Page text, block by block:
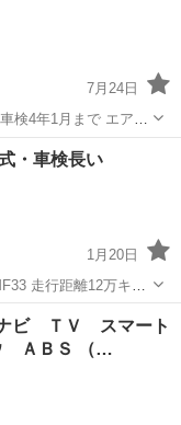
7月24日
検4年1月まで エアバ
な車です...
ブラウン
・車検長い
1月20日
走行距離12万キロ
ート ナビ・テレビ・
ーニング済み ※こちら
ビ ＴＶ スマート
ＡＢＳ （…